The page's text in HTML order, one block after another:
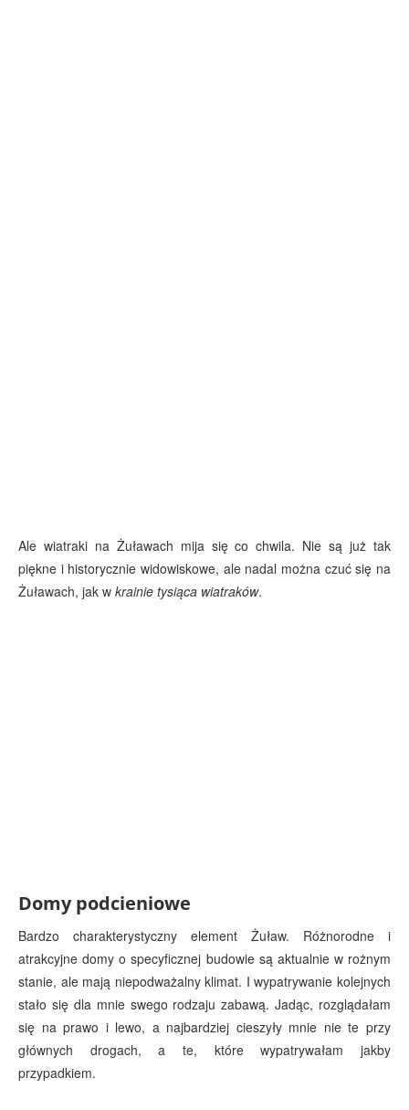
Ale wiatraki na Żuławach mija się co chwila. Nie są już tak
piękne i historycznie widowiskowe, ale nadal można czuć się na
Żuławach, jak w krainie tysiąca wiatraków.
Domy podcieniowe
Bardzo charakterystyczny element Żuław. Różnorodne i
atrakcyjne domy o specyficznej budowie są aktualnie w rożnym
stanie, ale mają niepodważalny klimat. I wypatrywanie kolejnych
stało się dla mnie swego rodzaju zabawą. Jadąc, rozglądałam
się na prawo i lewo, a najbardziej cieszyły mnie nie te przy
głównych drogach, a te, które wypatrywałam jakby
przypadkiem.